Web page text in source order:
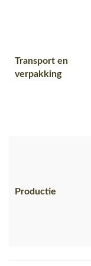
Transport en
verpakking
Productie